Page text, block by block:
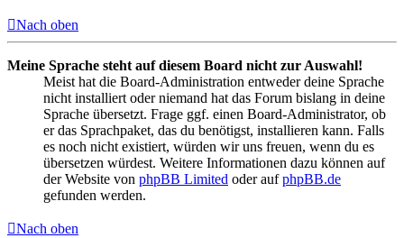
Nach oben
Meine Sprache steht auf diesem Board nicht zur Auswahl!
Meist hat die Board-Administration entweder deine Sprache
nicht installiert oder niemand hat das Forum bislang in deine
Sprache übersetzt. Frage ggf. einen Board-Administrator, ob
er das Sprachpaket, das du benötigst, installieren kann. Falls
es noch nicht existiert, würden wir uns freuen, wenn du es
übersetzen würdest. Weitere Informationen dazu können auf
der Website von phpBB Limited oder aufphpBB.de
gefunden werden.
Nach oben